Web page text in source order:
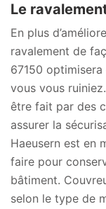
Le
En plus
ravalement de
67150
vous vous
être fait par des
assurer la
Haeusern est en
faire pour
bâtiment.
selon le type de